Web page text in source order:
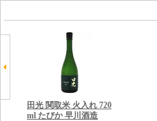
田光 関取米 火入れ 720
ml たびか 早川酒造